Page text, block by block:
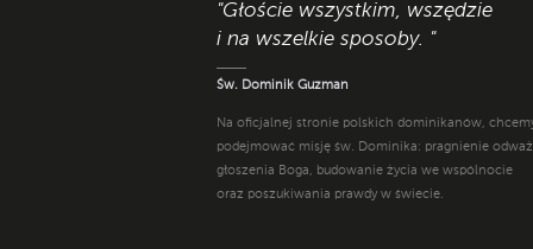
"Głoście wszystkim, wszędzie
i na wszelkie sposoby. "
Św. Dominik Guzman
Na oficjalnej stronie polskich dominikanów,
podejmować misję św. Dominika: pragnienie
głoszenia Boga, budowanie życia we wspólnocie
oraz poszukiwania prawdy w świecie.